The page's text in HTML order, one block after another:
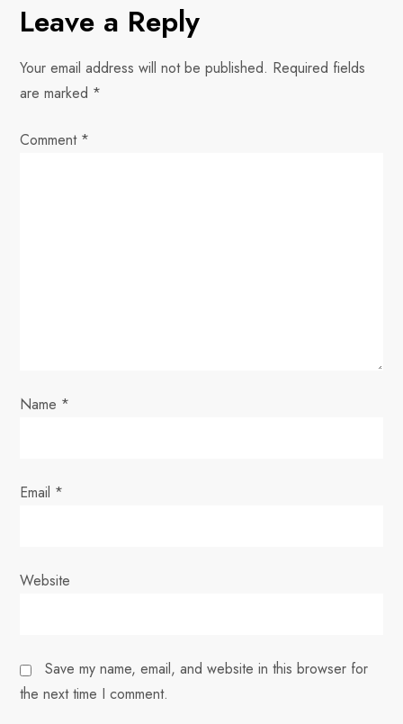
t
n
a
v
o
Leave a Reply
Your email address will not be published. Required fields
are marked *
Comment *
Name *
Email *
Website
Save my name, email, and website in this browser for
the next time I comment.